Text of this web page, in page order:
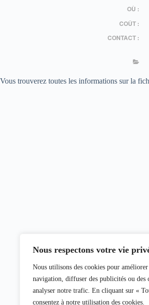
Nous respectons votre vie
Nous utilisons des cookies pour
navigation, diffuser des publicités ou des
analyser notre trafic. En cliquant sur «
consentez à notre utilisation des cookies.
OÙ :
COÛT :
CONTACT :
Vous trouverez toutes les informations sur la